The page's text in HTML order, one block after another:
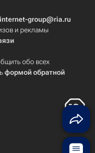
internet-group@ria.ru
и рекламы
обо всех
формой обратной